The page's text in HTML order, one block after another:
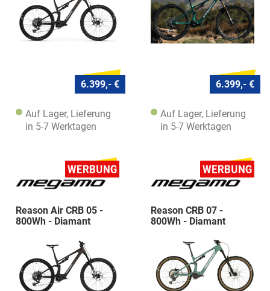
6.399,- €
Auf Lager, Lieferung
in 5-7 Werktagen
6.399,- €
Auf Lager, Lieferung
in 5-7 Werktagen
Reason Air CRB 05 -
800Wh - Diamant
Reason CRB 07 -
800Wh - Diamant